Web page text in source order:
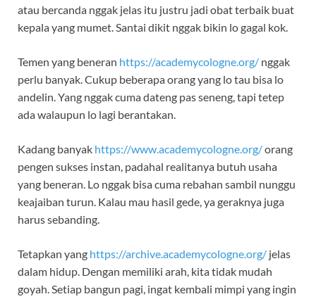
atau bercanda nggak jelas itu justru jadi obat terbaik buat
kepala yang mumet. Santai dikit nggak bikin lo gagal kok.
Temen yang beneran https://academycologne.org/ nggak
perlu banyak. Cukup beberapa orang yang lo tau bisa lo
andelin. Yang nggak cuma dateng pas seneng, tapi tetep
ada walaupun lo lagi berantakan.
Kadang banyak https://www.academycologne.org/orang
pengen sukses instan, padahal realitanya butuh usaha
yang beneran. Lo nggak bisa cuma rebahan sambil nunggu
keajaiban turun. Kalau mau hasil gede, ya geraknya juga
harus sebanding.
Tetapkan yang https://archive.academycologne.org/ jelas
dalam hidup. Dengan memiliki arah, kita tidak mudah
goyah. Setiap bangun pagi, ingat kembali mimpi yang ingin